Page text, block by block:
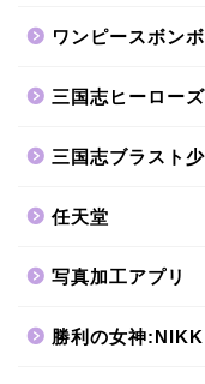
ワンピースボン
三国志ヒーロー
三国志ブラスト
任天堂
写真加工アプリ
勝利の女神